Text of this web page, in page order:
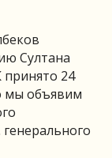
Султана
24
мы объявим